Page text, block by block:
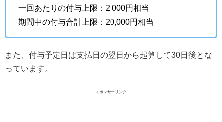
一回あたりの付与上限：2,000円相当
期間中の付与合計上限：20,000円相当
また、付与予定日は支払日の翌日から起算して30日後とな
っています。
スポンサーリンク